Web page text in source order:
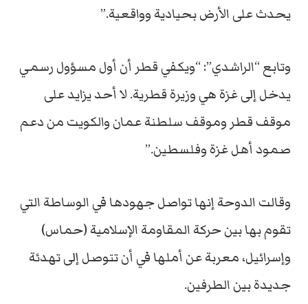
يحدث على الأرض بحيادية وواقعية.”
وتابع “الراشدي”: “ويكفي قطر أن أول مسؤول رسمي
يدخل إلى غزة هي وزيرة قطرية. لا أحد يزايد على
موقف قطر وموقف سلطنة عمان والكويت من دعم
صمود أهل غزة وفلسطين.”
وقالت الدوحة إنها تواصل جهودها في الوساطة التي
تقوم بها بين حركة المقاومة الإسلامية (حماس)
وإسرائيل، معربة عن أملها في أن تتوصل إلى تهدئة
جديدة بين الطرفين.